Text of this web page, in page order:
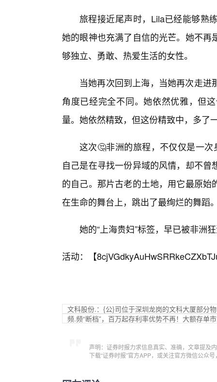
旅程接近尾声时，Lila已经能够熟
她的眼神也充满了自信的光芒。她不
够独立、勇敢、热爱生活的女性。
当她再次回到上海，当她再次走
角度已经完全不同。她依然优雅，但
量。她依然精致，但这份精致中，多了
这次🤔非洲的旅程，不仅仅是一
自己是在寻找一份异域的风情，却不
的自己。那片古老的土地，用它最原
在生命的舞台上，跳出了最绚烂的舞蹈
她的“上海贵妇”标签，早已被非洲
活动：【
文科股份.：{公}司位于深圳龙岗的文科大厦部分
频.频“断档”，百万起存利率优势不再！大额存单
声明：证券时报力求信息真实、准确，文章提及
下载“证券时报”官方APP，或关注官方微信公众